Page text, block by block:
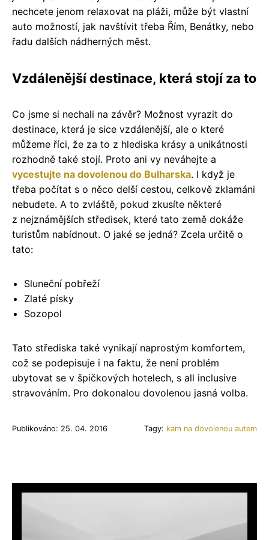
nechcete jenom relaxovat na pláži, může být vlastní
auto možností, jak navštívit třeba Řím, Benátky, nebo
řadu dalších nádherných měst.
Vzdálenější destinace, která stojí za to
Co jsme si nechali na závěr? Možnost vyrazit do
destinace, která je sice vzdálenější, ale o které
můžeme říci, že za to z hlediska krásy a unikátnosti
rozhodně také stojí. Proto ani vy neváhejte a
vycestujte na dovolenou do Bulharska. I když je
třeba počítat s o něco delší cestou, celkově zklamáni
nebudete. A to zvláště, pokud zkusíte některé
z nejznámějších středisek, které tato země dokáže
turistům nabídnout. O jaké se jedná? Zcela určitě o
tato:
Sluneční pobřeží
Zlaté písky
Sozopol
Tato střediska také vynikají naprostým komfortem,
což se podepisuje i na faktu, že není problém
ubytovat se v špičkových hotelech, s all inclusive
stravováním. Pro dokonalou dovolenou jasná volba.
Publikováno: 25. 04. 2016 Tagy: kam na dovolenou autem